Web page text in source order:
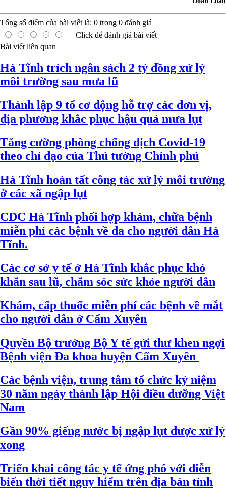
Tổng số điểm của bài viết là: 0 trong 0 đánh giá
Click để đánh giá bài viết
Bài viết liên quan
Hà Tĩnh trích ngân sách 2 tỷ đồng xử lý
môi trường sau mưa lũ
Thành lập 9 tổ cơ động hỗ trợ các đơn vị,
địa phương khắc phục hậu quả mưa lụt
Tăng cường phòng chống dịch Covid-19
theo chỉ đạo của Thủ tướng Chính phủ
Hà Tĩnh hoàn tất công tác xử lý môi trường
ở các xã ngập lụt
CDC Hà Tĩnh phối hợp khám, chữa bệnh
miễn phí các bệnh về da cho người dân Hà
Tĩnh.
Các cơ sở y tế ở Hà Tĩnh khắc phục khó
khăn sau lũ, chăm sóc sức khỏe người dân
Khám, cấp thuốc miễn phí các bệnh về mắt
cho người dân ở Cẩm Xuyên
Quyền Bộ trưởng Bộ Y tế gửi thư khen ngợi
Bệnh viện Đa khoa huyện Cẩm Xuyên
Các bệnh viện, trung tâm tổ chức kỷ niệm
30 năm ngày thành lập Hội điều dưỡng Việt
Nam
Gần 90% giếng nước bị ngập lụt được xử lý
xong
Triển khai công tác y tế ứng phó với diễn
biến thời tiết nguy hiểm trên địa bàn tỉnh